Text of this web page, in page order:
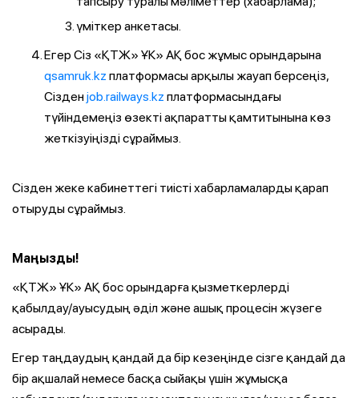
үміткер анкетасы.
Егер Сіз «ҚТЖ» ҰК» АҚ бос жұмыс орындарына
qsamruk.kz платформасы арқылы жауап берсеңіз,
Сізденjob.railways.kz платформасындағы
түйіндемеңіз өзекті ақпаратты қамтитынына көз
жеткізуіңізді сұраймыз.
Сізден жеке кабинеттегі тиісті хабарламаларды қарап
отыруды сұраймыз.
Маңызды!
«ҚТЖ» ҰК» АҚ бос орындарға қызметкерлерді
қабылдау/ауысудың әділ және ашық процесін жүзеге
асырады.
Егер таңдаудың қандай да бір кезеңінде сізге қандай да
бір ақшалай немесе басқа сыйақы үшін жұмысқа